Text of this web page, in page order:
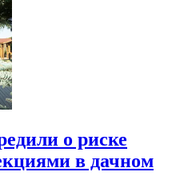
о риске
в дачном